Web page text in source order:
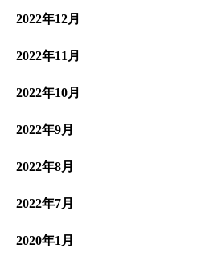
2022年12月
2022年11月
2022年10月
2022年9月
2022年8月
2022年7月
2020年1月